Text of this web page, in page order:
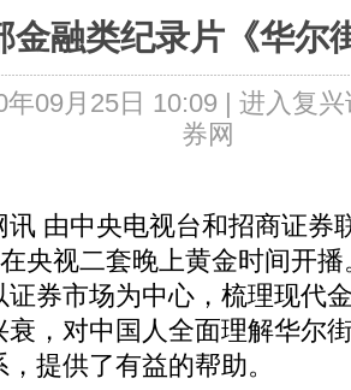
金融类纪录片《华尔
年09月25日 10:09 | 进入复兴
券网
由中央电视台和招商证券
央视二套晚上黄金时间开
证券市场为中心，梳理现代
衰，对中国人全面理解华尔
提供了有益的帮助。